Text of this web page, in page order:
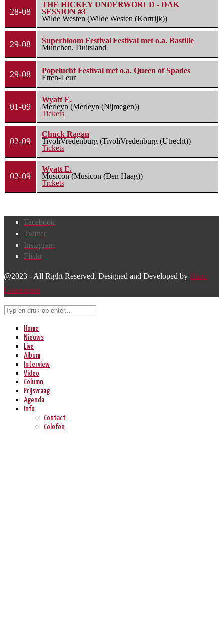
28-08
THE HICKEY UNDERWORLD - DAK
SESSION #3
Wilde Westen (Wilde Westen (Kortrijk))
29-08
Superbloom Festival Festival met o.a. Bastille
Munchen, Duitsland
29-08
Popelucht Festival met o.a. Queen of Spades
Etten-Leur
01-09
Wyatt E.
Merleyn (Merleyn (Nijmegen))
Tickets
02-09
Chuck Ragan
TivoliVredenburg (TivoliVredenburg (Utrecht))
Tickets
02-09
Wyatt E.
Musicon (Musicon (Den Haag))
Tickets
Facebook
Twitter
Instagram
Flickr
@2023 - All Right Reserved. Designed and Developed by Harm
Lourenssen
Home
Nieuws
Live
Album
Interview
Video
Column
Prijsvraag
Agenda
Info
Contact
Colofon